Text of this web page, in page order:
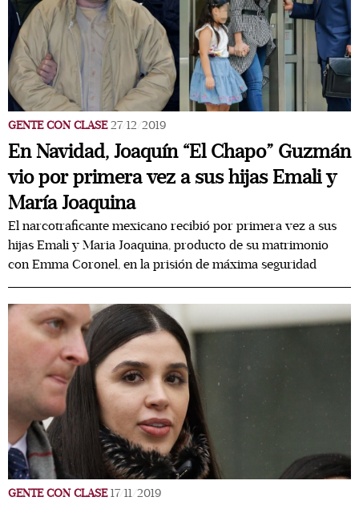
GENTE CON CLASE 27/12/2019
En Navidad, Joaquín “El Chapo” Guzmán
vio por primera vez a sus hijas Emali y
María Joaquina
El narcotraficante mexicano recibió por primera vez a sus
hijas Emali y Maria Joaquina, producto de su matrimonio
con Emma Coronel, en la prisión de máxima seguridad
GENTE CON CLASE 17/11/2019